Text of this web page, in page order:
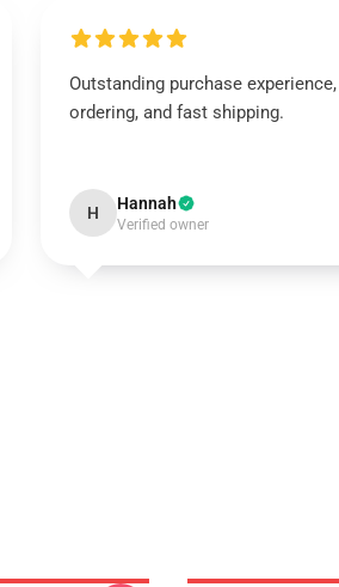
Outstanding purchase
ordering, and fast shipping.
H Hannah
Verified owner